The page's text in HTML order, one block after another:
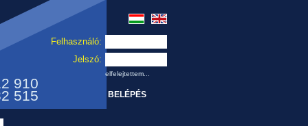
910
515
Felhasználó:
Jelszó:
elfelejtettem...